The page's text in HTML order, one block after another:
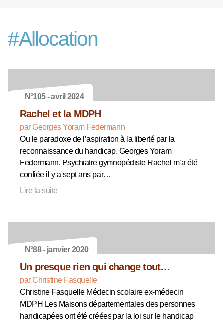
#Allocation
N°105 - avril 2024
Rachel et la MDPH
par Georges Yoram Federmann
Ou le paradoxe de l’aspiration à la liberté par la
reconnaissance du handicap. Georges Yoram
Federmann, Psychiatre gymnopédiste Rachel m’a été
confiée il y a sept ans par…
Lire la suite
N°88 - janvier 2020
Un presque rien qui change tout…
par Christine Fasquelle
Christine Fasquelle Médecin scolaire ex-médecin
MDPH Les Maisons départementales des personnes
handicapées ont été créées par la loi sur le handicap